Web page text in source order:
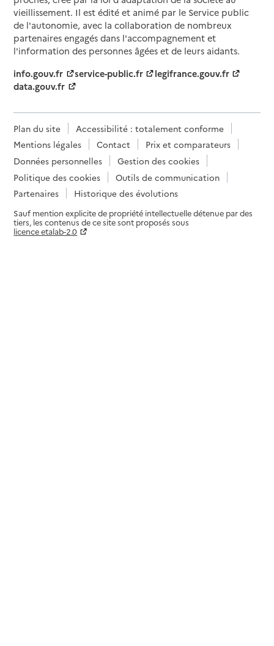
vieillissement. Il est édité et animé par le Service public
de l'autonomie, avec la collaboration de nombreux
partenaires engagés dans l'accompagnement et
l'information des personnes âgées et de leurs aidants.
info.gouv.fr
service-public.fr
legifrance.gouv.fr
data.gouv.fr
Plan du site
Accessibilité : totalement conforme
Mentions légales
Contact
Prix et comparateurs
Données personnelles
Gestion des cookies
Politique des cookies
Outils de communication
Partenaires
Historique des évolutions
Sauf mention explicite de propriété intellectuelle détenue par des
tiers, les contenus de ce site sont proposés sous
licence etalab-2.0